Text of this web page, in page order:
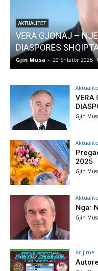
AKTUALITET
VERA GJONAJ –
DIASPORËS
Gjin Musa - 20 Shtator 2025
VERA
Gjin
2025
Gjin
Nga:
Gjin
Krijime